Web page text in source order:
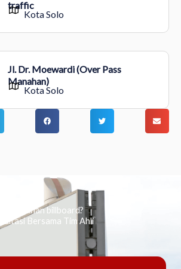
traffic
Kota Solo
Jl. Dr. Moewardi (Over Pass
Manahan)
Kota Solo
periklanan billboard?
Bersama Tim Ahli